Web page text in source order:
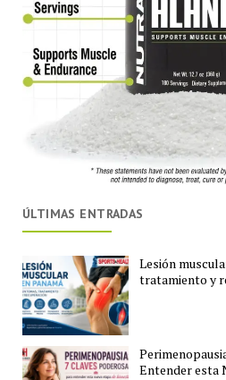
ÚLTIMAS ENTRADAS
Lesión
tratamiento y
Entender esta